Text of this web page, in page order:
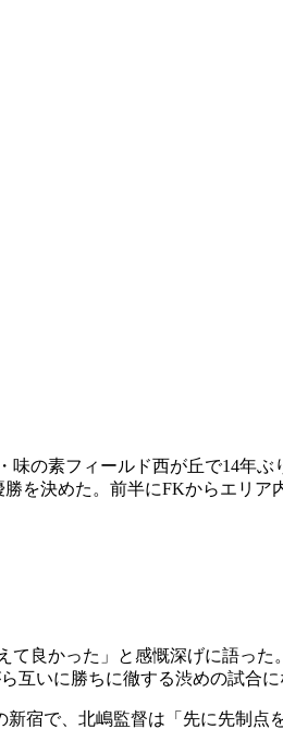
の素フィールド西が丘で14年ぶ
を決めた。前半にFKからエリア
良かった」と感慨深げに語った
互いに勝ちに徹する渋めの試合に
宿で、北嶋監督は「先に先制点